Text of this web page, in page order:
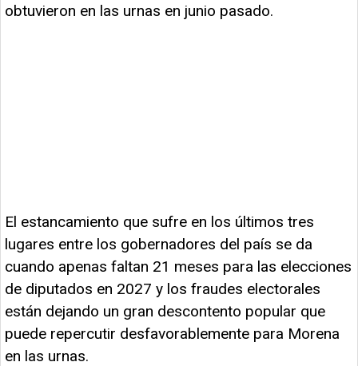
obtuvieron en las urnas en junio pasado.
El estancamiento que sufre en los últimos tres
lugares entre los gobernadores del país se da
cuando apenas faltan 21 meses para las elecciones
de diputados en 2027 y los fraudes electorales
están dejando un gran descontento popular que
puede repercutir desfavorablemente para Morena
en las urnas.